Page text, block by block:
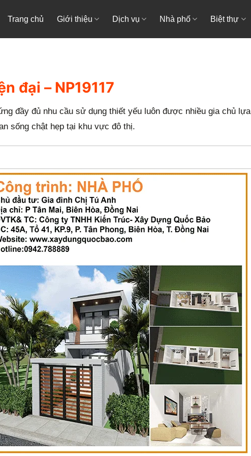
Trang chủ Giới thiệu Dịch vụ Nhà phố Biệt thự
đại – NP19117
đầy đủ nhu cầu sử dụng thiết yếu luôn được nhiều gia chủ lựa
sống chật hẹp tại khu vực đô thị.